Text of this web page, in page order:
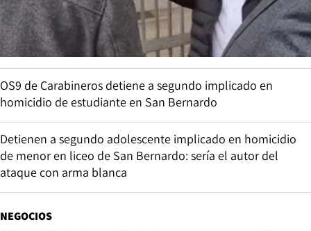
OS9 de Carabineros detiene a segundo implicado en
homicidio de estudiante en San Bernardo
Detienen a segundo adolescente implicado en homicidio
de menor en liceo de San Bernardo: sería el autor del
ataque con arma blanca
NEGOCIOS